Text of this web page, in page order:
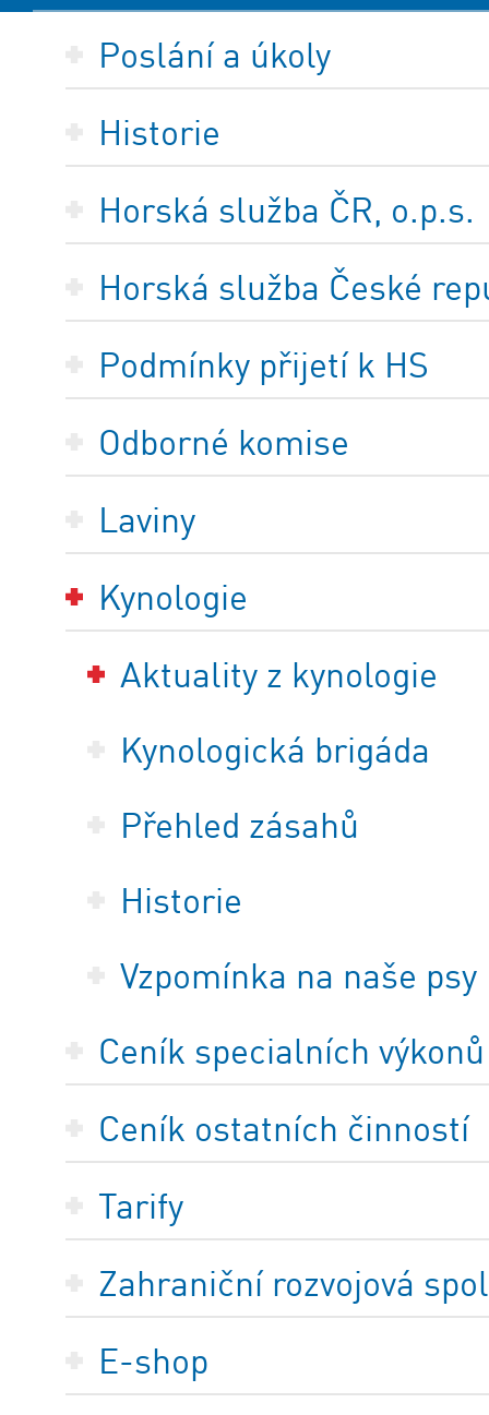
Poslání a úkoly
Historie
Horská služba ČR, o.p.s.
Horská služba České
Podmínky přijetí k HS
Odborné komise
Laviny
Kynologie
Aktuality z kynologie
Kynologická brigáda
Přehled zásahů
Historie
Vzpomínka na naše psy
Ceník specialních výkonů
Ceník ostatních činností
Tarify
Zahraniční rozvojová
E-shop